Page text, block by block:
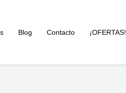
Blog Contacto ¡OFERTAS!